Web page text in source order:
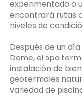
experimentado o
encontrará rutas
niveles de
Después de un
Dome, el spa
instalación de
geotermales
variedad de